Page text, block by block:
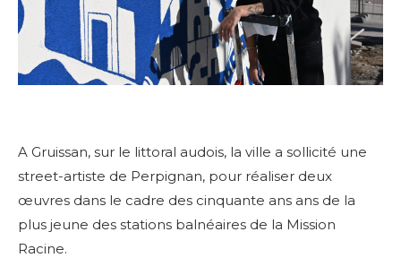
A Gruissan, sur le littoral audois, la ville a sollicité une
street-artiste de Perpignan, pour réaliser deux
œuvres dans le cadre des cinquante ans ans de la
plus jeune des stations balnéaires de la Mission
Racine.